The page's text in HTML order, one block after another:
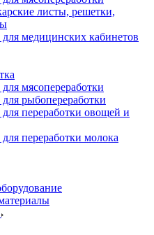
листы, решетки,
медицинских кабинетов
мясопереработки
рыбопереработки
переработки овощей и
переработки молока